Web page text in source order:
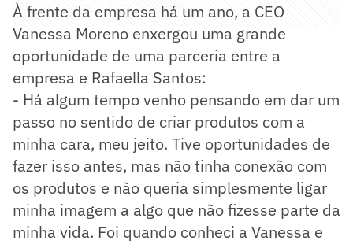
À frente da empresa há um ano, a CEO
Vanessa Moreno enxergou uma grande
oportunidade de uma parceria entre a
empresa e Rafaella Santos:
- Há algum tempo venho pensando em dar um
passo no sentido de criar produtos com a
minha cara, meu jeito. Tive oportunidades de
fazer isso antes, mas não tinha conexão com
os produtos e não queria simplesmente ligar
minha imagem a algo que não fizesse parte da
minha vida. Foi quando conheci a Vanessa e